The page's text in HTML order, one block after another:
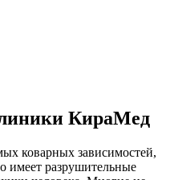
КираМед
коварных зависимостей,
имеет разрушительные